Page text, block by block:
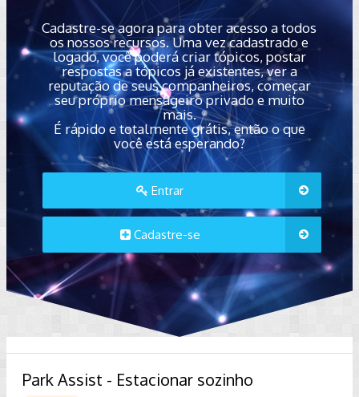
Cadastre-se agora para obter acesso a todos
os nossos recursos. Uma vez cadastrado e
logado, você poderá criar tópicos, postar
respostas a tópicos já existentes, ver a
reputação de seus companheiros, começar
seu próprio mensageiro privado e muito
mais.
É rápido e totalmente grátis, então o que
você está esperando?
Entrar
Cadastre-se
Park Assist - Estacionar sozinho